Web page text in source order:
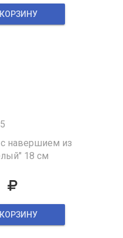
навершием из
18 см